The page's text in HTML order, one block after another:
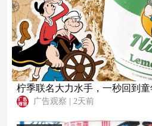
柠季联名大力水手，一秒回到童
广告观察 | 2天前